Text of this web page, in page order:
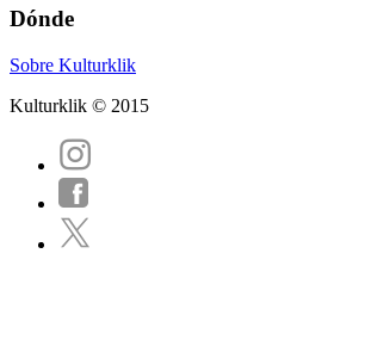
Dónde
Sobre Kulturklik
Kulturklik © 2015